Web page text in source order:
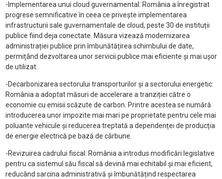
-Implementarea unui cloud guvernamental: România a înregistrat
progrese semnificative în ceea ce privește implementarea
infrastructurii sale guvernamentale de cloud, peste 30 de instituții
publice fiind deja conectate. Măsura vizează modernizarea
administrației publice prin îmbunătățirea schimbului de date,
permițând dezvoltarea unor servicii publice mai eficiente și mai ușor
de utilizat.
-Decarbonizarea sectorului transporturilor și a sectorului energetic:
România a adoptat măsuri de accelerare a tranziției către o
economie cu emisii scăzute de carbon. Printre acestea se numără
introducerea unor impozite mai mari pe proprietate pentru cele mai
poluante vehicule și reducerea treptată a dependenței de producția
de energie electrică pe bază de cărbune.
-Revizuirea cadrului fiscal: România a introdus modificări legislative
pentru ca sistemul său fiscal să devină mai echitabil și mai eficient,
reducând sarcina administrativă și îmbunătățind respectarea